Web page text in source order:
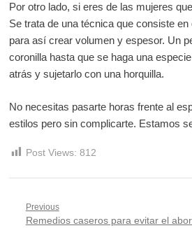
Por otro lado, si eres de las mujeres
Se trata de una técnica que consiste
para así crear volumen y espesor. Un
coronilla hasta que se haga una
atrás y sujetarlo con una horquilla.
No necesitas pasarte horas frente al
estilos pero sin complicarte. Estamos
Post Views: 812
Navegación
Previous
Previous
Remedios caseros para evitar el